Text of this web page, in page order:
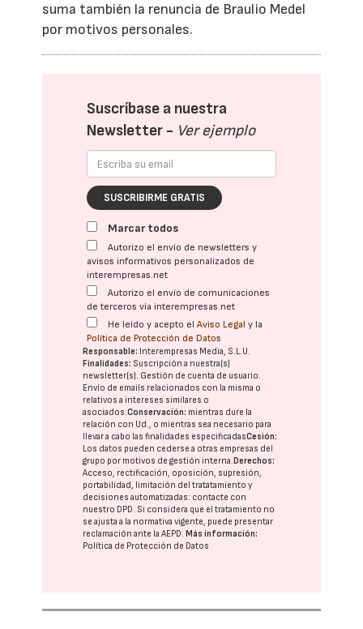
suma también la renuncia de Braulio Medel
por motivos personales.
Suscríbase a nuestra
Newsletter - Ver ejemplo
SUSCRIBIRME GRATIS
Marcar todos
Autorizo el envío de newsletters y
avisos informativos personalizados de
interempresas.net
Autorizo el envío de comunicaciones
de terceros vía interempresas.net
He leído y acepto elAviso Legal y la
Política de Protección de Datos
Responsable: Interempresas Media, S.L.U.
Finalidades: Suscripción a nuestra(s)
newsletter(s). Gestión de cuenta de usuario.
Envío de emails relacionados con la misma o
relativos a intereses similares o
asociados.Conservación: mientras dure la
relación con Ud., o mientras sea necesario para
llevar a cabo las finalidades especificadasCesión:
Los datos pueden cederse a otras empresas del
grupo por motivos de gestión interna. Derechos:
Acceso, rectificación, oposición, supresión,
portabilidad, limitación del tratatamiento y
decisiones automatizadas: contacte con
nuestro DPD. Si considera que el tratamiento no
se ajusta a la normativa vigente, puede presentar
reclamación ante laAEPD. Más información:
Política de Protección de Datos